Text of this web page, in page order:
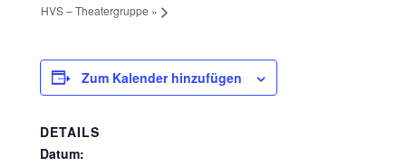
HVS – Theatergruppe »
Zum Kalender hinzufügen
DETAILS
Datum: